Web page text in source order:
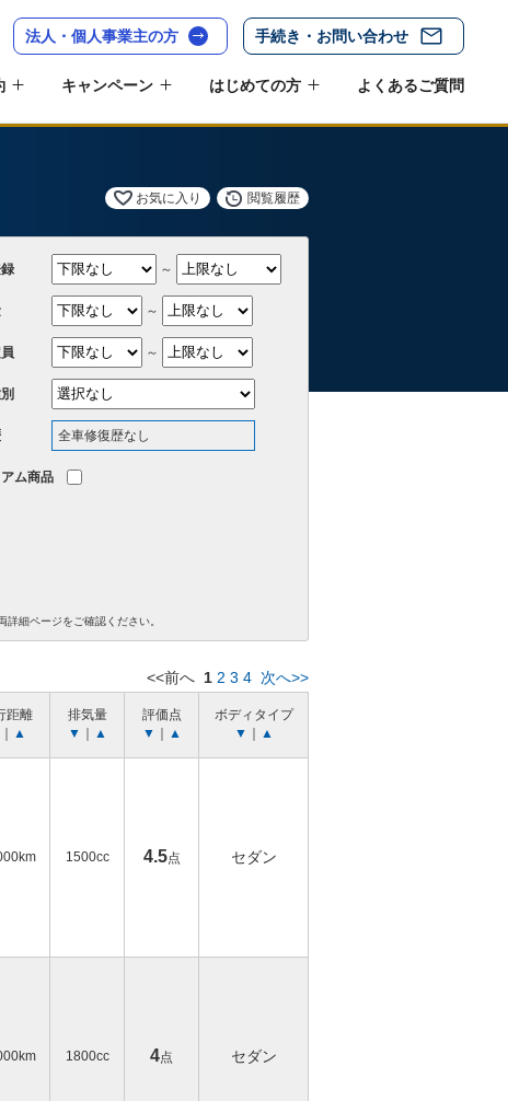
法人・個人事業主の方 手続き・お問い合わせ
キャンペーン はじめての方 よくあるご質問
お気に入り 閲覧履歴
～
～
～
全車修復歴なし
ム商品
細ページをご確認ください。
<<前へ 1 2 3 4 次へ>>
距離
▲
排気量
▼
▲
評価点
▼
▲
ボディタイプ
▼
▲
1500cc 4.5点 セダン
1800cc 4点 セダン